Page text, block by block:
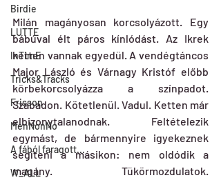
Birdie
LUTTE
InTimE
Tricks&Tracks
Frisson
MenNonNo
A fából faragott...
W_ALL
Milán magányosan korcsolyázott. Egy
bábúval élt páros kínlódást. Az Ikrek
ketten vannak egyedül. A vendégtáncos
Major László és Várnagy Kristóf előbb
körbekorcsolyázza a színpadot.
Szabadon. Kötetlenül. Vadul. Ketten már
elbizonytalanodnak. Feltételezik
egymást, de bármennyire igyekeznek
segíteni a másikon: nem oldódik a
magány. Tükörmozdulatok.